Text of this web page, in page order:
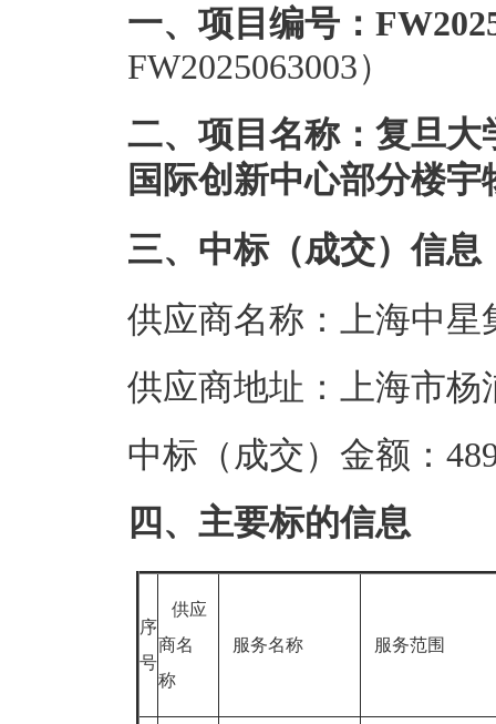
一、项目编号：
FW2025063003）
二、项目名称：复旦大
国际创新中心部分楼宇
三、中标（成交）信息
供应商名称：上海中
供应商地址：上海市杨
中标（成交）金额：
四、主要标的信息
序
号
供应
商名
称
服务名称 服务范围